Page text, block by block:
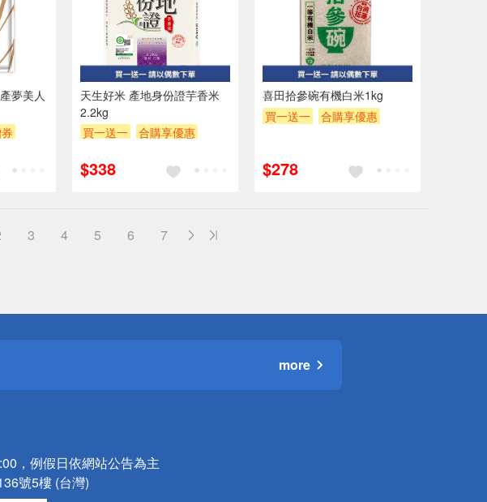
夢美人
天生好米 產地身份證芋香米
2.2kg
買一送一
合購享優惠
贈$200
$338
喜田拾參碗有機白米1kg
買一送一
合購享優惠
$278
3 4 5 6 7
more
，例假日依網站公告為主
號5樓 (台灣)